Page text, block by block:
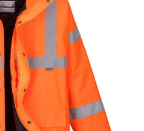
dielňa
Pre firmy
Kto sme
Reklamačný poriadok